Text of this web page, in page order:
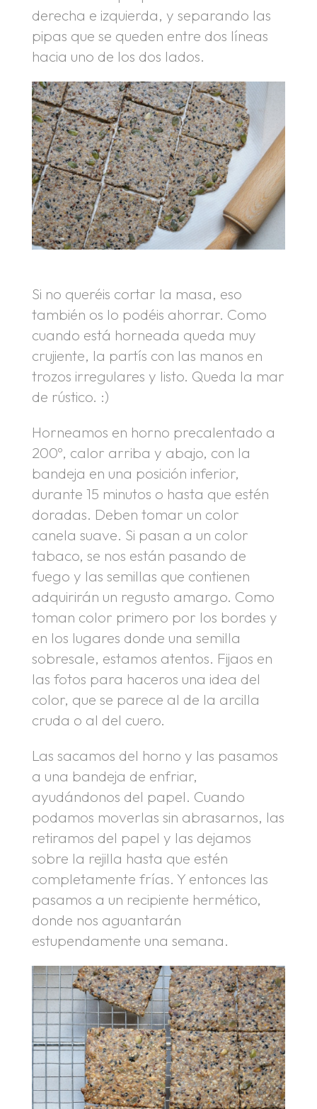
derecha e izquierda, y separando las
pipas que se queden entre dos líneas
hacia uno de los dos lados.
Si no queréis cortar la masa, eso
también os lo podéis ahorrar. Como
cuando está horneada queda muy
crujiente, la partís con las manos en
trozos irregulares y listo. Queda la mar
de rústico. :)
Horneamos en horno precalentado a
200º, calor arriba y abajo, con la
bandeja en una posición inferior,
durante 15 minutos o hasta que estén
doradas. Deben tomar un color
canela suave. Si pasan a un color
tabaco, se nos están pasando de
fuego y las semillas que contienen
adquirirán un regusto amargo. Como
toman color primero por los bordes y
en los lugares donde una semilla
sobresale, estamos atentos. Fijaos en
las fotos para haceros una idea del
color, que se parece al de la arcilla
cruda o al del cuero.
Las sacamos del horno y las pasamos
a una bandeja de enfriar,
ayudándonos del papel. Cuando
podamos moverlas sin abrasarnos, las
retiramos del papel y las dejamos
sobre la rejilla hasta que estén
completamente frías. Y entonces las
pasamos a un recipiente hermético,
donde nos aguantarán
estupendamente una semana.